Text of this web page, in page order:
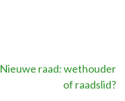
Nieuwe raad: wethouder
of raadslid?